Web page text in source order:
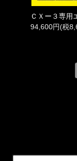
ＣＸー３専用
94,600円(税